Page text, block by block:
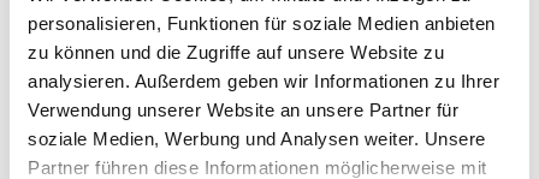
personalisieren, Funktionen für soziale Medien anbieten
zu können und die Zugriffe auf unsere Website zu
analysieren. Außerdem geben wir Informationen zu Ihrer
Verwendung unserer Website an unsere Partner für
soziale Medien, Werbung und Analysen weiter. Unsere
Partner führen diese Informationen möglicherweise mit
Gebinde:25 kg
Art.-Nr.:40175
Marke:TERRA GOLD®